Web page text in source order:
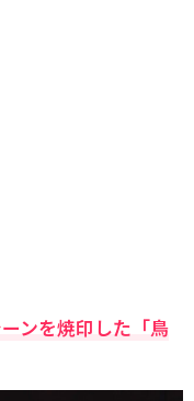
ンを焼印した「鳥